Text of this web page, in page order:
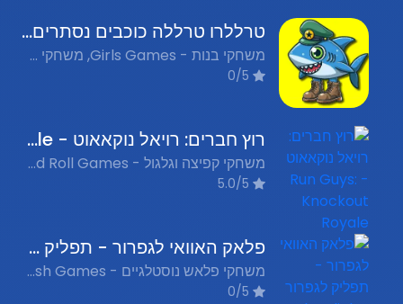
טרללרו טרללה כוכבים נסתרים - Tralalero Tralala Hidden Stars
משחקי בנות - Girls Games, משחקי חפצים נסתרים - Hidden Object Games, משחקי מיומנות - Skill Games, משחקי נערות - Girls Games, משחקים מצחיקים - Funny Games
רוץ חברים: רויאל נוקאאוט - Run Guys: Knockout Royale
משחקי קפיצה וגלגול - Jump and Roll Games, משחקי ריצה - Running Games, משחקים מצחיקים - Funny Games
פלאק האוואי לגפרור - תפליק לגפרור - The Flick to Match
משחקי פלאש נוסטלגיים - Nostalgic Flash Games, משחקי מיומנות - Skill Games, משחקים מצחיקים - Funny Games